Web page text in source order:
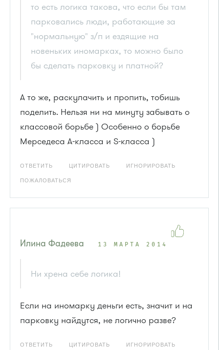
то есть логика такова, что если бы там
парковались люди, работающие за
"нормальную" з/п и ездящие на
новеньких иномарках, то можно было
бы сделать парковку и платной?
А то же, раскулачить и пропить, тобишь
поделить. Нельзя ни на минуту забывать о
классовой борьбе ) Особенно о борьбе
Мерседеса A-класса и S-класса )
ОТВЕТИТЬ ЦИТИРОВАТЬ ИГНОРИРОВАТЬ
ПОЖАЛОВАТЬСЯ
Илина Фадеева 13 МАРТА 2014
Ни хрена себе логика!
Если на иномарку деньги есть, значит и на
парковку найдутся, не логично разве?
ОТВЕТИТЬ ЦИТИРОВАТЬ ИГНОРИРОВАТЬ